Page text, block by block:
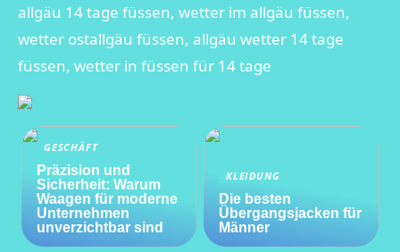
allgäu 14 tage füssen, wetter im allgäu füssen,
wetter ostallgäu füssen, allgäu wetter 14 tage
füssen, wetter in füssen für 14 tage
GESCHÄFT
Präzision und
Sicherheit: Warum
Waagen für moderne
Unternehmen
unverzichtbar sind
KLEIDUNG
Die besten
Übergangsjacken für
Männer